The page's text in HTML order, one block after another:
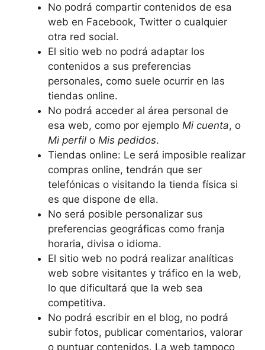
No podrá compartir contenidos de esa
web en Facebook, Twitter o cualquier
otra red social.
El sitio web no podrá adaptar los
contenidos a sus preferencias
personales, como suele ocurrir en las
tiendas online.
No podrá acceder al área personal de
esa web, como por ejemplo Mi cuenta, o
Mi perfil o Mis pedidos.
Tiendas online: Le será imposible realizar
compras online, tendrán que ser
telefónicas o visitando la tienda física si
es que dispone de ella.
No será posible personalizar sus
preferencias geográficas como franja
horaria, divisa o idioma.
El sitio web no podrá realizar analíticas
web sobre visitantes y tráfico en la web,
lo que dificultará que la web sea
competitiva.
No podrá escribir en el blog, no podrá
subir fotos, publicar comentarios, valorar
o puntuar contenidos. La web tampoco